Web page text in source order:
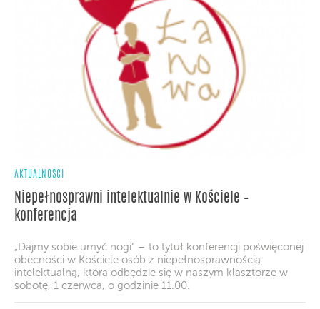
AKTUALNOŚCI
Niepełnosprawni intelektualnie w Kościele –
konferencja
„Dajmy sobie umyć nogi” – to tytuł konferencji poświęconej
obecności w Kościele osób z niepełnosprawnością
intelektualną, która odbędzie się w naszym klasztorze w
sobotę, 1 czerwca, o godzinie 11.00.